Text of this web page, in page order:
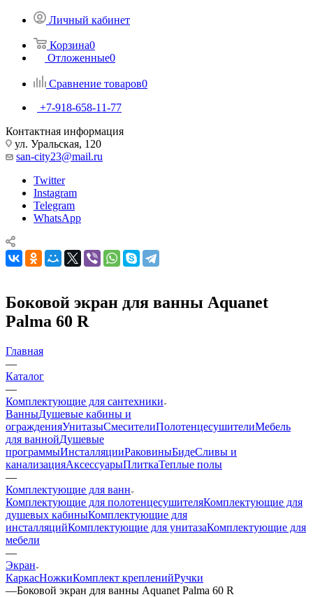
Личный кабинет
Корзина0
Отложенные0
Сравнение товаров0
+7-918-658-11-77
Контактная информация
ул. Уральская, 120
san-city23@mail.ru
Twitter
Instagram
Telegram
WhatsApp
Боковой экран для ванны Aquanet
Palma 60 R
Главная
—
Каталог
—
Комплектующие для сантехники
ВанныДушевые кабины и
огражденияУнитазыСмесителиПолотенцесушителиМебель
для ваннойДушевые
программыИнсталляцииРаковиныБидеСливы и
канализацияАксессуарыПлиткаТеплые полы
—
Комплектующие для ванн
Комплектующие для полотенцесушителяКомплектующие для
душевых кабиныКомплектующие для
инсталляцийКомплектующие для унитазаКомплектующие для
мебели
—
Экран
КаркасНожкиКомплект крепленийРучки
—Боковой экран для ванны Aquanet Palma 60 R